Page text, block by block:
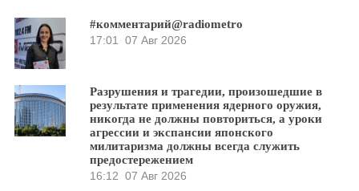
#комментарий@radiometro
17:01
07 Авг 2026
Разрушения и трагедии, произошедшие в
результате применения ядерного оружия,
никогда не должны повториться, а уроки
агрессии и экспансии японского
милитаризма должны всегда служить
предостережением
16:12 07 Авг 2026